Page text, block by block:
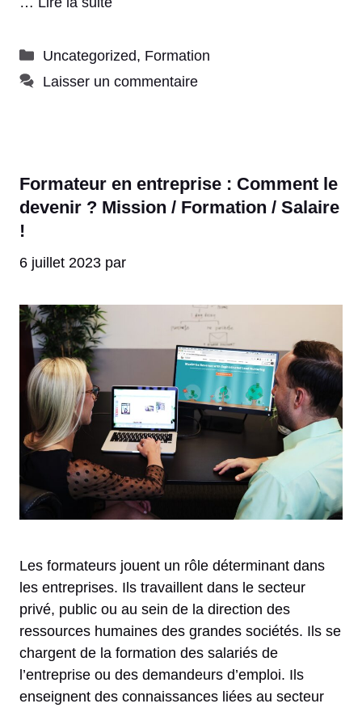
Catégories
Uncategorized, Formation
Laisser un commentaire
Formateur en entreprise : Comment le
devenir ? Mission / Formation / Salaire
!
6 juillet 2023 par
Les formateurs jouent un rôle déterminant dans
les entreprises. Ils travaillent dans le secteur
privé, public ou au sein de la direction des
ressources humaines des grandes sociétés. Ils se
chargent de la formation des salariés de
l’entreprise ou des demandeurs d’emploi. Ils
enseignent des connaissances liées au secteur